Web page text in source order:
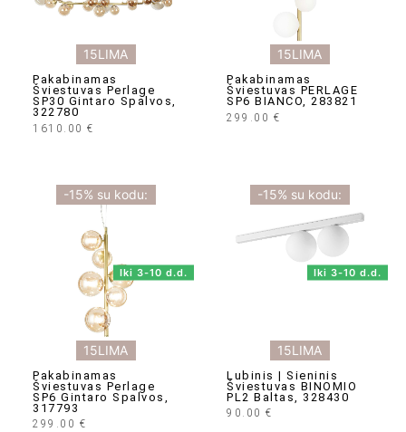
15LIMA
Pakabinamas
Šviestuvas Perlage
SP30 Gintaro Spalvos,
322780
1610.00€
15LIMA
Pakabinamas
Šviestuvas PERLAGE
SP6 BIANCO, 283821
299.00 €
15LIMA
-15% su kodu:
Iki 3-10 d.d.
Pakabinamas
Šviestuvas Perlage
SP6 Gintaro Spalvos,
317793
299.00 €
15LIMA
-15% su kodu:
Iki 3-10 d.d.
Lubinis | Sieninis
Šviestuvas BINOMIO
PL2 Baltas, 328430
90.00€